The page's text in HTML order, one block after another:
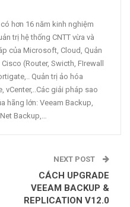
hơn 16 năm kinh nghiệm
trị hệ thống CNTT vừa và
của Microsoft, Cloud, Quản
(Router, Swicth, FIrewall
Quản trị ảo hóa
vCenter,..Các giải pháp sao
hãng lớn: Veeam Backup,
Backup,…
NEXT POST
CÁCH UPGRADE
VEEAM BACKUP &
REPLICATION V12.0